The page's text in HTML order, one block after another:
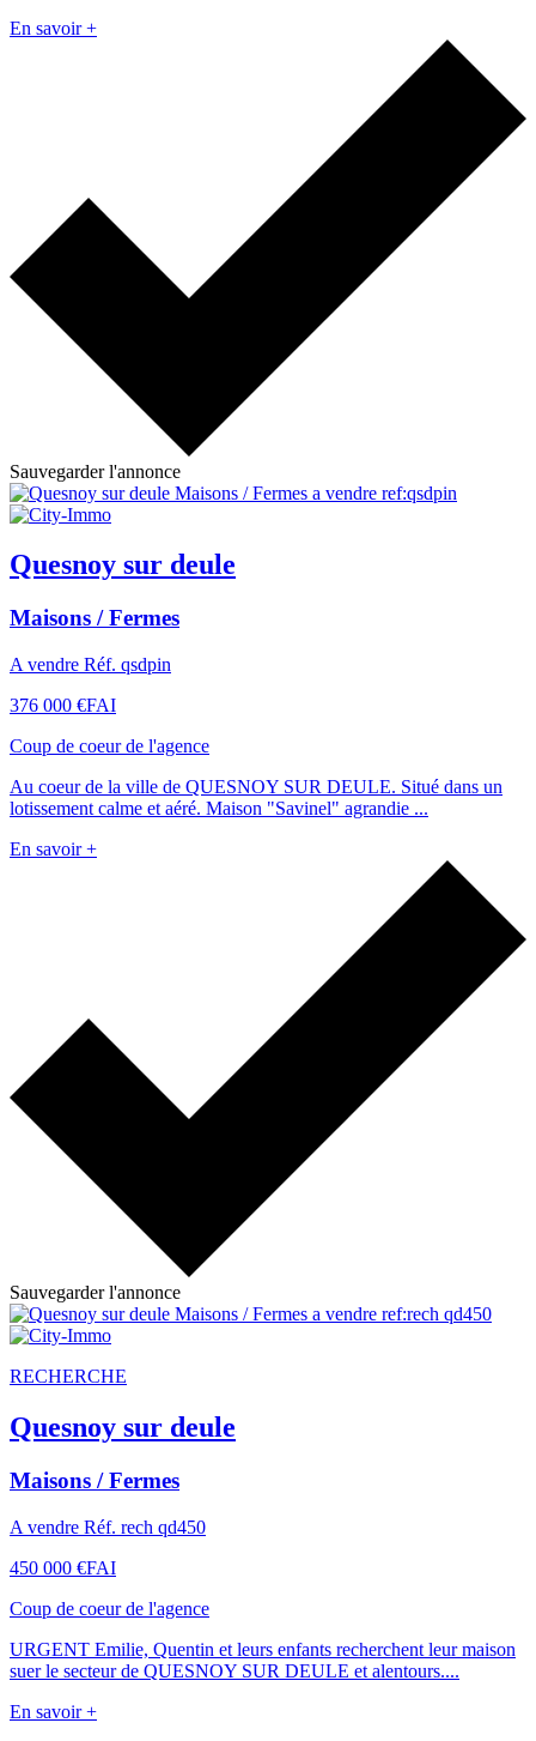
En savoir +
Sauvegarder l'annonce
Quesnoy sur deule
Maisons / Fermes
A vendre Réf. qsdpin
376 000 €FAI
Coup de coeur de l'agence
Au coeur de la ville de QUESNOY SUR DEULE. Situé dans un
lotissement calme et aéré. Maison "Savinel" agrandie ...
En savoir +
Sauvegarder l'annonce
RECHERCHE
Quesnoy sur deule
Maisons / Fermes
A vendre Réf. rech qd450
450 000 €FAI
Coup de coeur de l'agence
URGENT Emilie, Quentin et leurs enfants recherchent leur maison
suer le secteur de QUESNOY SUR DEULE et alentours....
En savoir +